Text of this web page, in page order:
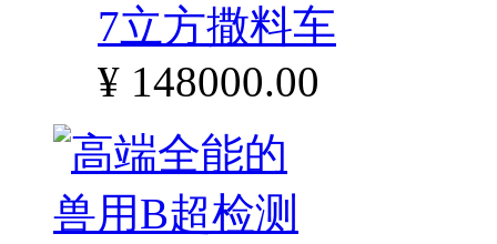
7立方撒料车
¥ 148000.00